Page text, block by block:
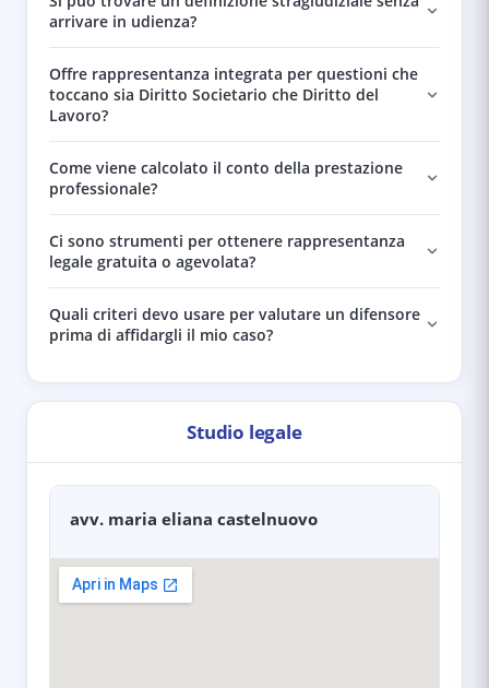
arrivare in udienza?
Offre rappresentanza integrata per questioni che
toccano sia Diritto Societario che Diritto del
Lavoro?
Come viene calcolato il conto della prestazione
professionale?
Ci sono strumenti per ottenere rappresentanza
legale gratuita o agevolata?
Quali criteri devo usare per valutare un difensore
prima di affidargli il mio caso?
Studio legale
avv. maria eliana castelnuovo